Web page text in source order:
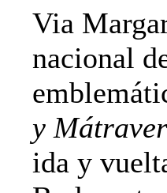
Via
nacional
y
ida y